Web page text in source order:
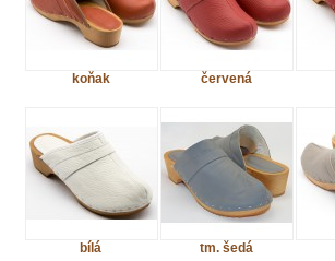
koňak červená
bílá tm. šedá